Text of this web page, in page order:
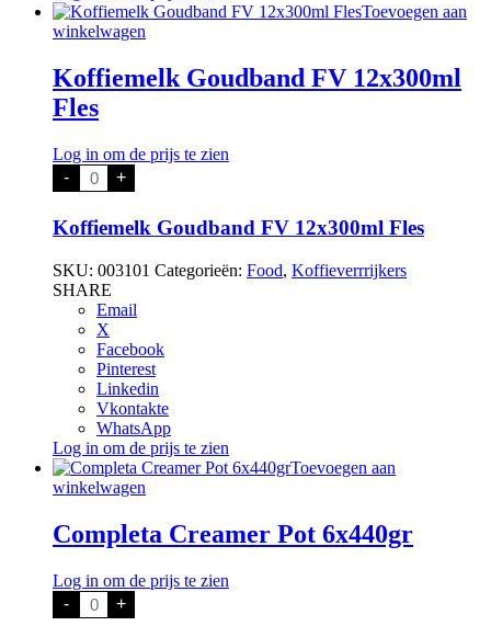
Toevoegen aan
winkelwagen
Koffiemelk Goudband FV 12x300ml
Fles
Log in om de prijs te zien
- Koffiemelk
Goudband
12x300ml
Fles
+
Koffiemelk Goudband FV 12x300ml Fles
SKU: 003101 Categorieën: Food, Koffieverrrijkers
SHARE
Email
X
Facebook
Pinterest
Linkedin
Vkontakte
WhatsApp
Log in om de prijs te zien
Toevoegen aan
winkelwagen
Completa Creamer Pot 6x440gr
Log in om de prijs te zien
- Completa
Creamer
+